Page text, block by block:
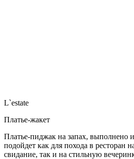
L`estate
Платье-жакет
Платье-пиджак на запах, выполнено
подойдет как для похода в ресторан
свидание, так и на стильную